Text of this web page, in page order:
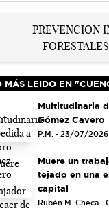
MÁS LEIDO EN
Multitudinaria
Gómez Cavero
P.M. - 23/07/2026
Muere un
tejado en una
capital
Rubén M. Checa